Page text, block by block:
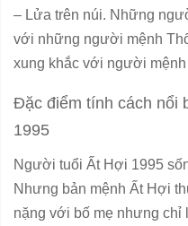
– Lửa trên núi. Những
với những người mệnh
xung khắc với người mệnh
Đặc điểm tính cách nổi
1995
Người tuổi Ất Hợi 1995
Nhưng bản mệnh Ất Hợi
nặng với bố mẹ nhưng chỉ